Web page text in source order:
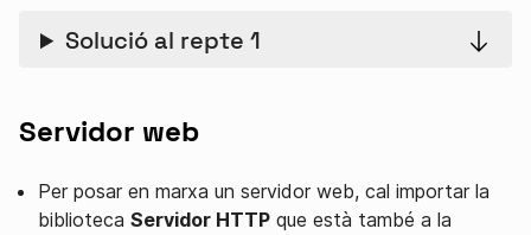
Solució al repte 1
Servidor web
Per posar en marxa un servidor web, cal importar la
biblioteca Servidor HTTP que està també a la